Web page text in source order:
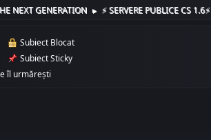
NEXT GENERATION ► ⚡️ SERVERE PUBLICE CS 1.6⚡️
Subiect Blocat
Subiect Sticky
îl urmărești